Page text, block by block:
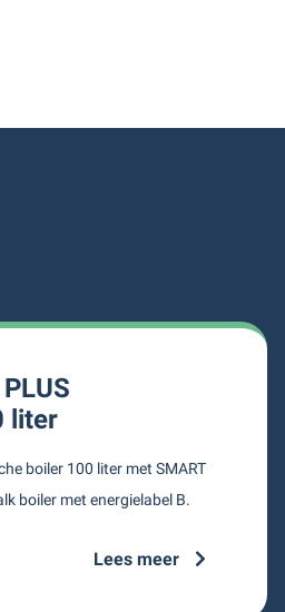
liter
boiler 100 liter met SMART
boiler met energielabel B.
Lees meer